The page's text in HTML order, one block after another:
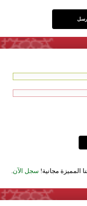
المميزة مجانية! سجل الآن